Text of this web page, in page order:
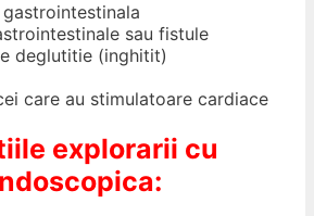
sau fistule
deglutitie (inghitit)
care au stimulatoare cardiace
explorarii cu